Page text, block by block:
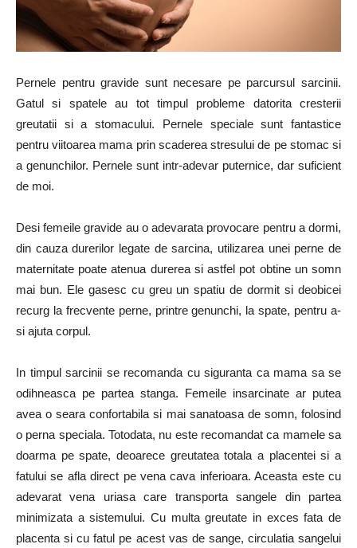
Pernele pentru gravide sunt necesare pe parcursul sarcinii.
Gatul si spatele au tot timpul probleme datorita cresterii
greutatii si a stomacului. Pernele speciale sunt fantastice
pentru viitoarea mama prin scaderea stresului de pe stomac si
a genunchilor. Pernele sunt intr-adevar puternice, dar suficient
de moi.
Desi femeile gravide au o adevarata provocare pentru a dormi,
din cauza durerilor legate de sarcina, utilizarea unei perne de
maternitate poate atenua durerea si astfel pot obtine un somn
mai bun. Ele gasesc cu greu un spatiu de dormit si deobicei
recurg la frecvente perne, printre genunchi, la spate, pentru a-
si ajuta corpul.
In timpul sarcinii se recomanda cu siguranta ca mama sa se
odihneasca pe partea stanga. Femeile insarcinate ar putea
avea o seara confortabila si mai sanatoasa de somn, folosind
o perna speciala. Totodata, nu este recomandat ca mamele sa
doarma pe spate, deoarece greutatea totala a placentei si a
fatului se afla direct pe vena cava inferioara. Aceasta este cu
adevarat vena uriasa care transporta sangele din partea
minimizata a sistemului. Cu multa greutate in exces fata de
placenta si cu fatul pe acest vas de sange, circulatia sangelui